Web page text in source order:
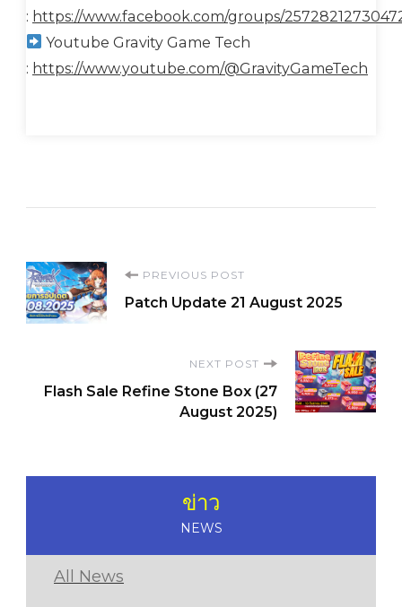
: https://www.facebook.com/groups/
Youtube Gravity Game Tech
: https://www.youtube.com/@GravityGameTech
Post
Navigation
PREVIOUS POST
Patch Update 21 August 2025
NEXT POST
Flash Sale Refine Stone Box (27
August 2025)
ข่าว
NEWS
All News